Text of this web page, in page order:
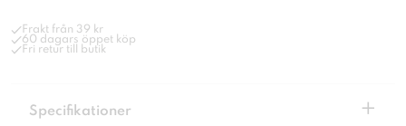
Frakt från 39 kr
60 dagars öppet köp
Fri retur till butik
Specifikationer +